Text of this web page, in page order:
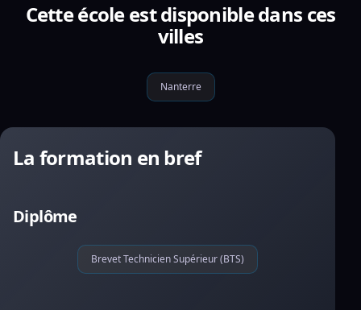
Cette école est disponible dans ces
villes
Nanterre
La formation en bref
Diplôme
Brevet Technicien Supérieur (BTS)